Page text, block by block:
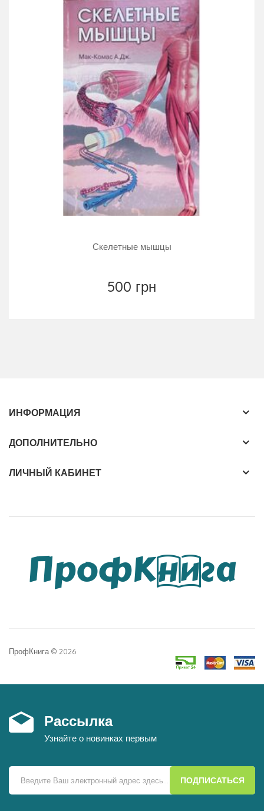
Скелетные мышцы
500 грн
ИНФОРМАЦИЯ
ДОПОЛНИТЕЛЬНО
ЛИЧНЫЙ КАБИНЕТ
ПрофКнига © 2026
Рассылка
Узнайте о новинках первым
ПОДПИСАТЬСЯ